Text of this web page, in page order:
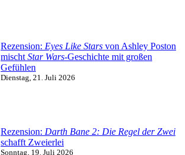
Rezension: Eyes Like Stars von Ashley Poston
mischt Star Wars-Geschichte mit großen
Gefühlen
Dienstag, 21. Juli 2026
Rezension: Darth Bane 2: Die Regel der Zwei
schafft Zweierlei
Sonntag, 19. Juli 2026